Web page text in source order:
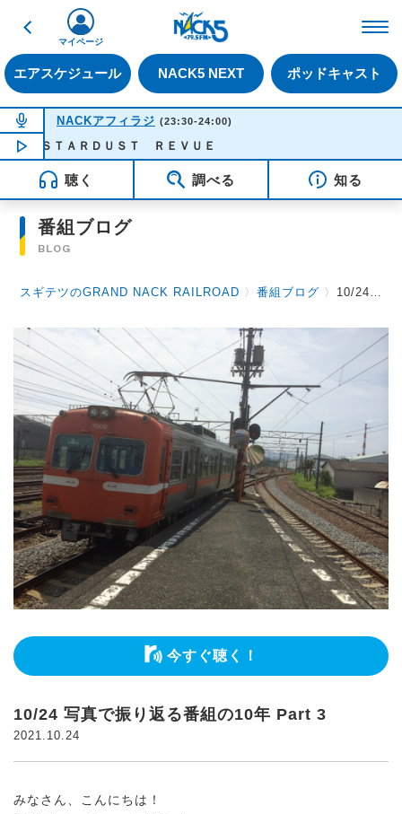
戻る
エアスケジュール NACK5 NEXT ポッドキャスト
マイページ
NOW ON AIR
NACKアフィラジ (23:30-24:00)
NOW PLAYING23:23
ＲＤＵＳＴ ＲＥＶＵＥ
聴く 調べる 知る
番組ブログ
BLOG
スギテツのGRAND NACK RAILROAD 〉番組ブログ 〉 10/24 写真で振り返る番組の10年 Part 3
今すぐ聴く！
10/24 写真で振り返る番組の10年 Part 3
2021.10.24
みなさん、こんにちは！